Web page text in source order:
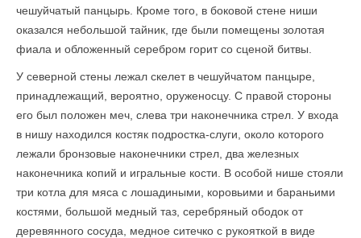
чешуйчатый панцырь. Кроме того, в боковой стене ниши
оказался небольшой тайник, где были помещены золотая
фиала и обложенный серебром горит со сценой битвы.
У северной стены лежал скелет в чешуйчатом панцыре,
принадлежащий, вероятно, оруженосцу. С правой стороны
его был положен меч, слева три наконечника стрел. У входа
в нишу находился костяк подростка-слуги, около которого
лежали бронзовые наконечники стрел, два железных
наконечника копий и игральные кости. В особой нише стояли
три котла для мяса с лошадиными, коровьими и бараньими
костями, большой медный таз, серебряный ободок от
деревянного сосуда, медное ситечко с рукояткой в виде